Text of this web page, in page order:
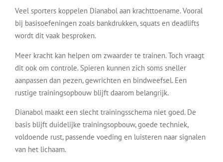
Veel sporters koppelen Dianabol aan krachttoename. Vooral
bij basisoefeningen zoals bankdrukken, squats en deadlifts
wordt dit vaak besproken.
Meer kracht kan helpen om zwaarder te trainen. Toch vraagt
dit ook om controle. Spieren kunnen zich soms sneller
aanpassen dan pezen, gewrichten en bindweefsel. Een
rustige trainingsopbouw blijft daarom belangrijk.
Dianabol maakt een slecht trainingsschema niet goed. De
basis blijft duidelijke trainingsopbouw, goede techniek,
voldoende rust, passende voeding en luisteren naar signalen
van het lichaam.